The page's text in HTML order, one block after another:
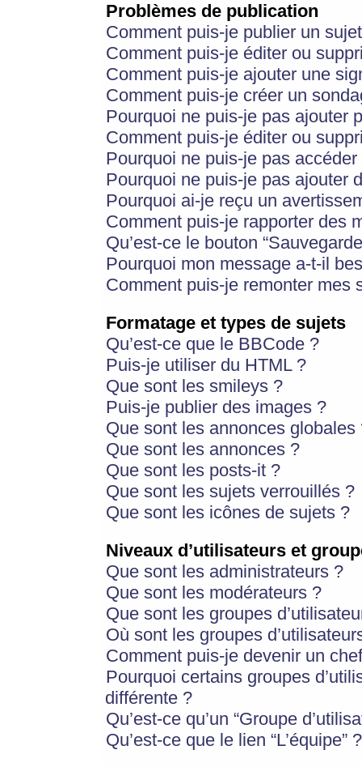
Problèmes de publication
Comment puis-je publier un
Comment puis-je éditer ou
Comment puis-je ajouter une
Comment puis-je créer un
Pourquoi ne puis-je pas ajouter
Comment puis-je éditer ou
Pourquoi ne puis-je pas
Pourquoi ne puis-je pas ajouter
Pourquoi ai-je reçu un
Comment puis-je rapporter des
Qu’est-ce le bouton
Pourquoi mon message a-t-il
Comment puis-je remonter mes
Formatage et types de sujets
Qu’est-ce que le BBCode ?
Puis-je utiliser du HTML ?
Que sont les smileys ?
Puis-je publier des images ?
Que sont les annonces globales
Que sont les annonces ?
Que sont les posts-it ?
Que sont les sujets verrouillés ?
Que sont les icônes de sujets ?
Niveaux d’utilisateurs et
Que sont les administrateurs ?
Que sont les modérateurs ?
Que sont les groupes
Où sont les groupes
Comment puis-je devenir un
Pourquoi certains groupes
différente ?
Qu’est-ce qu’un “Groupe
Qu’est-ce que le lien “L’équipe” ?